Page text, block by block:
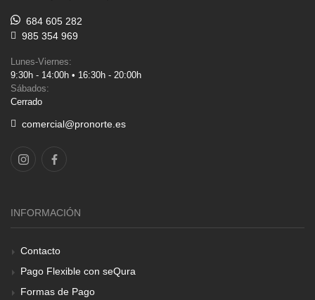
684 605 282
985 354 969
Lunes-Viernes:
9:30h - 14:00h • 16:30h - 20:00h
Sábados:
Cerrado
comercial@pronorte.es
INFORMACIÓN
Contacto
Pago Flexible con seQura
Formas de Pago